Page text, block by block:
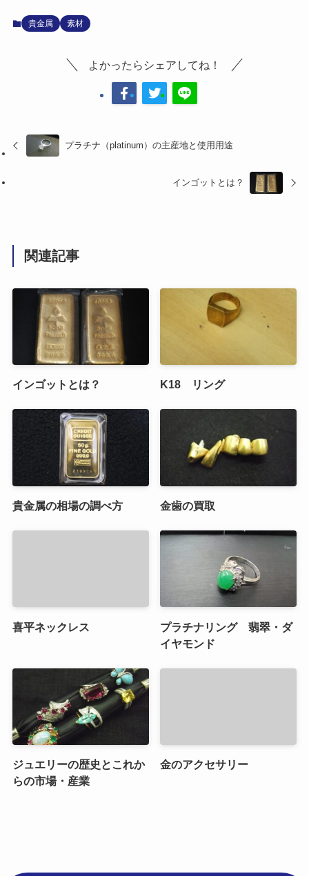
貴金属 素材
よかったらシェアしてね！
プラチナ（platinum）の主産地と使用用途
インゴットとは？
関連記事
インゴットとは？ K18 リング
貴金属の相場の調べ方 金歯の買取
喜平ネックレス
プラチナリング 翡翠・ダ
イヤモンド
ジュエリーの歴史とこれか
らの市場・産業
金のアクセサリー